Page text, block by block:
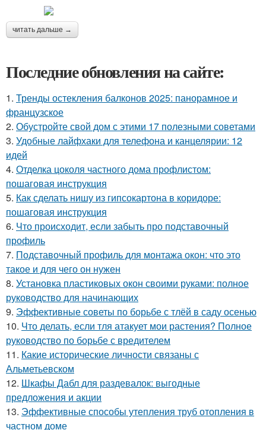
читать дальше →
Последние обновления на сайте:
1. Тренды остекления балконов 2025: панорамное и
французское
2. Обустройте свой дом с этими 17 полезными советами
3. Удобные лайфхаки для телефона и канцелярии: 12
идей
4. Отделка цоколя частного дома профлистом:
пошаговая инструкция
5. Как сделать нишу из гипсокартона в коридоре:
пошаговая инструкция
6. Что происходит, если забыть про подставочный
профиль
7. Подставочный профиль для монтажа окон: что это
такое и для чего он нужен
8. Установка пластиковых окон своими руками: полное
руководство для начинающих
9. Эффективные советы по борьбе с тлёй в саду осенью
10. Что делать, если тля атакует мои растения? Полное
руководство по борьбе с вредителем
11. Какие исторические личности связаны с
Альметьевском
12. Шкафы Дабл для раздевалок: выгодные
предложения и акции
13. Эффективные способы утепления труб отопления в
частном доме